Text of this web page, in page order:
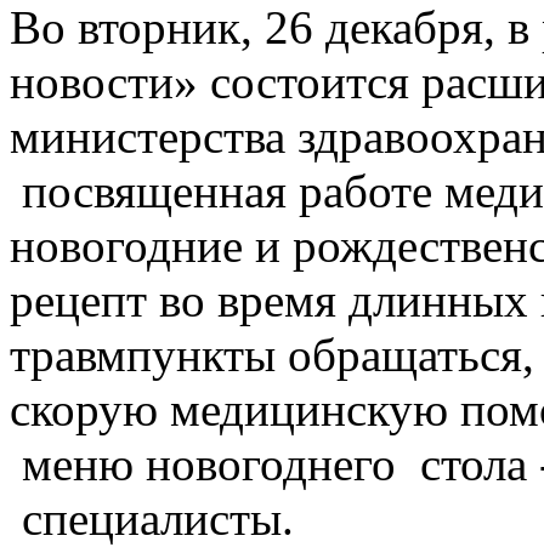
Во вторник, 26 декабря,
новости» состоится
министерства
посвященная работе
новогодние и
рецепт во время
травмпункты
скорую медицинскую
меню новогоднего стола
специалисты.